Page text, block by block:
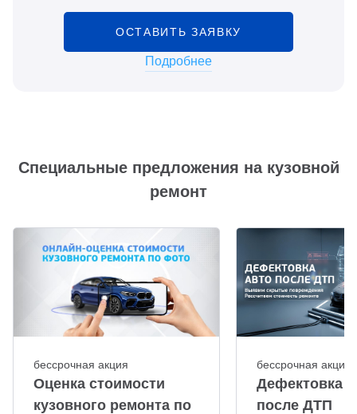
ОСТАВИТЬ ЗАЯВКУ
Подробнее
Специальные предложения на кузовной
ремонт
бессрочная акция
Оценка стоимости
кузовного ремонта по
бессрочная акция
Дефектовка
после ДТП